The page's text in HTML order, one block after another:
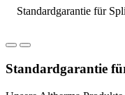
Standardgarantie für
Standardgarantie